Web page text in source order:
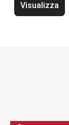
Visualizza